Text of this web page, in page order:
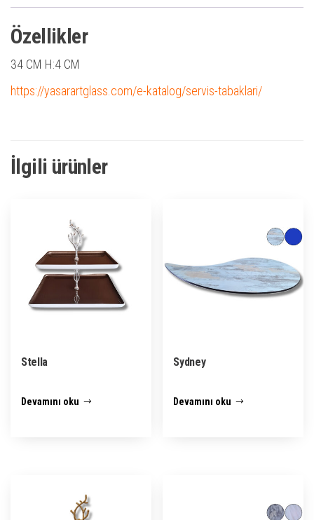
Özellikler
34 CM H:4 CM
https://yasarartglass.com/e-katalog/servis-tabaklari/
İlgili ürünler
Stella
Devamını oku
Sydney
Devamını oku